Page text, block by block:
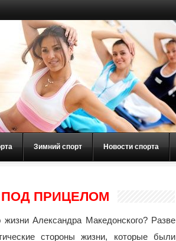
Зимний спорт Новости спорта
ПРИЦЕЛОМ
Александра Македонского? Разве
стороны жизни, которые были